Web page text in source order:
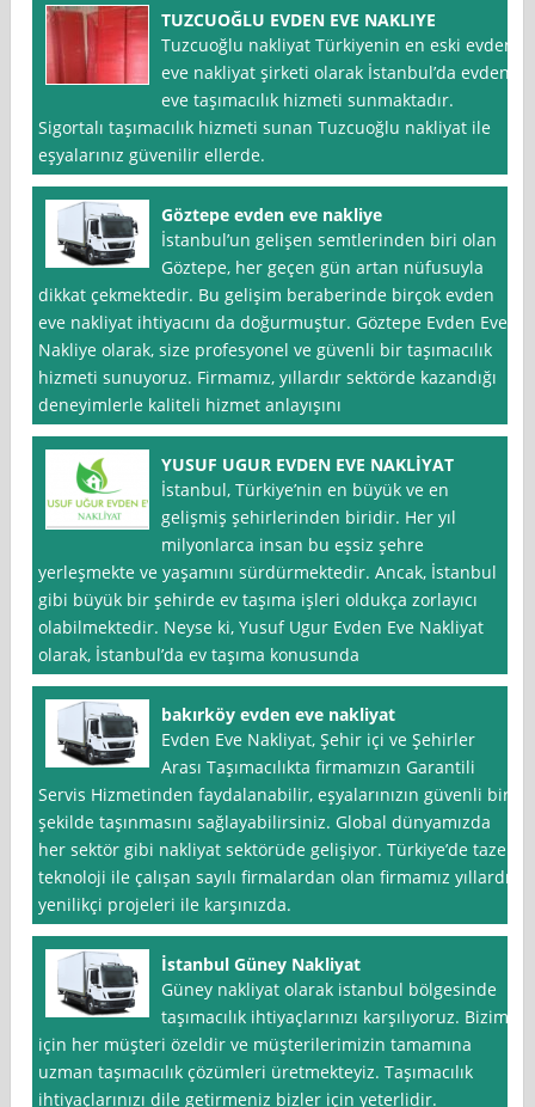
TUZCUOĞLU EVDEN EVE NAKLIYE
Tuzcuoğlu nakliyat Türkiyenin en eski evden
eve nakliyat şirketi olarak İstanbul’da evden
eve taşımacılık hizmeti sunmaktadır.
Sigortalı taşımacılık hizmeti sunan Tuzcuoğlu nakliyat ile
eşyalarınız güvenilir ellerde.
Göztepe evden eve nakliye
İstanbul’un gelişen semtlerinden biri olan
Göztepe, her geçen gün artan nüfusuyla
dikkat çekmektedir. Bu gelişim beraberinde birçok evden
eve nakliyat ihtiyacını da doğurmuştur. Göztepe Evden Eve
Nakliye olarak, size profesyonel ve güvenli bir taşımacılık
hizmeti sunuyoruz. Firmamız, yıllardır sektörde kazandığı
deneyimlerle kaliteli hizmet anlayışını
YUSUF UGUR EVDEN EVE NAKLİYAT
İstanbul, Türkiye’nin en büyük ve en
gelişmiş şehirlerinden biridir. Her yıl
milyonlarca insan bu eşsiz şehre
yerleşmekte ve yaşamını sürdürmektedir. Ancak, İstanbul
gibi büyük bir şehirde ev taşıma işleri oldukça zorlayıcı
olabilmektedir. Neyse ki, Yusuf Ugur Evden Eve Nakliyat
olarak, İstanbul’da ev taşıma konusunda
bakırköy evden eve nakliyat
Evden Eve Nakliyat, Şehir içi ve Şehirler
Arası Taşımacılıkta firmamızın Garantili
Servis Hizmetinden faydalanabilir, eşyalarınızın güvenli bir
şekilde taşınmasını sağlayabilirsiniz. Global dünyamızda
her sektör gibi nakliyat sektörüde gelişiyor. Türkiye’de taze
teknoloji ile çalışan sayılı firmalardan olan firmamız yıllardır
yenilikçi projeleri ile karşınızda.
İstanbul Güney Nakliyat
Güney nakliyat olarak istanbul bölgesinde
taşımacılık ihtiyaçlarınızı karşılıyoruz. Bizim
için her müşteri özeldir ve müşterilerimizin tamamına
uzman taşımacılık çözümleri üretmekteyiz. Taşımacılık
ihtiyaçlarınızı dile getirmeniz bizler için yeterlidir.